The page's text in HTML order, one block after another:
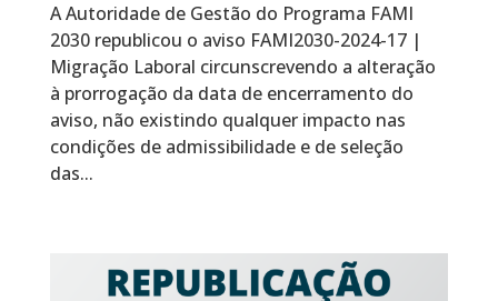
A Autoridade de Gestão do Programa FAMI
2030 republicou o aviso FAMI2030-2024-17 |
Migração Laboral circunscrevendo a alteração
à prorrogação da data de encerramento do
aviso, não existindo qualquer impacto nas
condições de admissibilidade e de seleção
das...